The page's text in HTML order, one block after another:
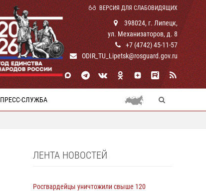
ВЕРСИЯ ДЛЯ СЛАБОВИДЯЩИХ
398024, г. Липецк,
ул. Механизаторов, д. 8
+7 (4742) 45-11-57
ODIR_TU_Lipetsk@rosguard.gov.ru
ПРЕСС-СЛУЖБА
ЛЕНТА НОВОСТЕЙ
Росгвардейцы уничтожили свыше 120